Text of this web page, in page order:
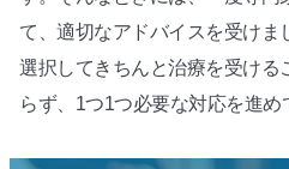
て、適切なアドバイスを受けま
選択してきちんと治療を受ける
らず、1つ1つ必要な対応を進め